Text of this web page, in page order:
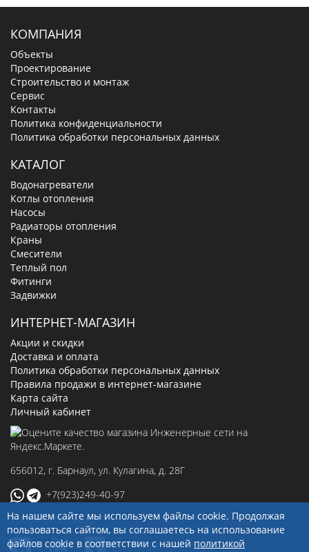
КОМПАНИЯ
Объекты
Проектирование
Строительство и монтаж
Сервис
Контакты
Политика конфиденциальности
Политика обработки персональных данных
КАТАЛОГ
Водонагреватели
Котлы отопления
Насосы
Радиаторы отопления
Краны
Смесители
Теплый пол
Фитинги
Задвижки
ИНТЕРНЕТ-МАГАЗИН
Акции и скидки
Доставка и оплата
Политика обработки персональных данных
Правила продажи в интернет-магазине
Карта сайта
Личный кабинет
656012, г. Барнаул, ул. Кулагина, д. 28Г
+7(923)249-40-97
sale@ingenerseti.ru
На нашем сайте мы используем файлы cookie. Продолжая
пользоваться сайтом, вы соглашаетесь на использование
файлов cookie в соответствии с нашей политикой